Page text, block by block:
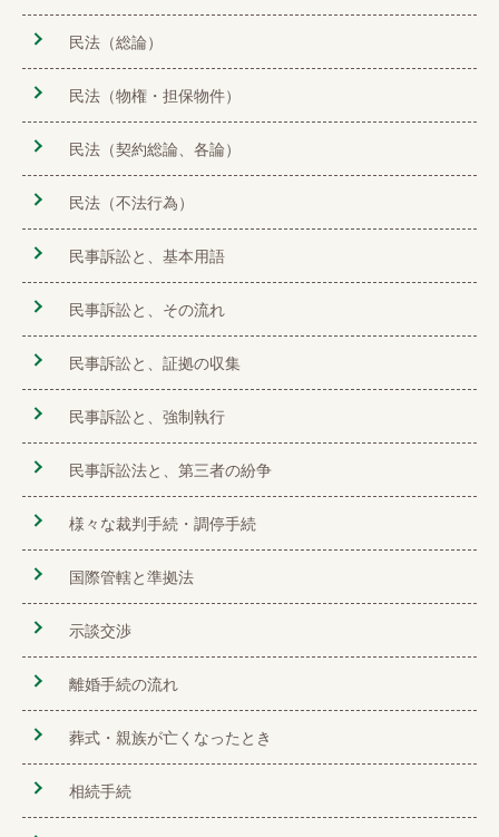
民法（総論）
民法（物権・担保物件）
民法（契約総論、各論）
民法（不法行為）
民事訴訟と、基本用語
民事訴訟と、その流れ
民事訴訟と、証拠の収集
民事訴訟と、強制執行
民事訴訟法と、第三者の紛争
様々な裁判手続・調停手続
国際管轄と準拠法
示談交渉
離婚手続の流れ
葬式・親族が亡くなったとき
相続手続